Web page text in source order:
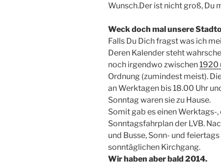
Wunsch.Der ist nicht groß, Du
Weck doch mal unsere
Falls Du Dich fragst was ich
Deren Kalender steht
noch irgendwo zwischen1920
Ordnung (zumindest meist).
an Werktagen bis 18.00 Uhr
Sonntag waren sie zu Hause.
Somit gab es einen Werktags-
Sonntagsfahrplan der LVB.
und Busse, Sonn- und
sonntäglichen Kirchgang.
Wir haben aber bald 2014.